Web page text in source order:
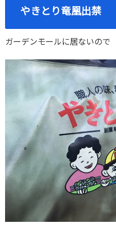
やきとり竜凰出禁
ガーデンモールに居ないので